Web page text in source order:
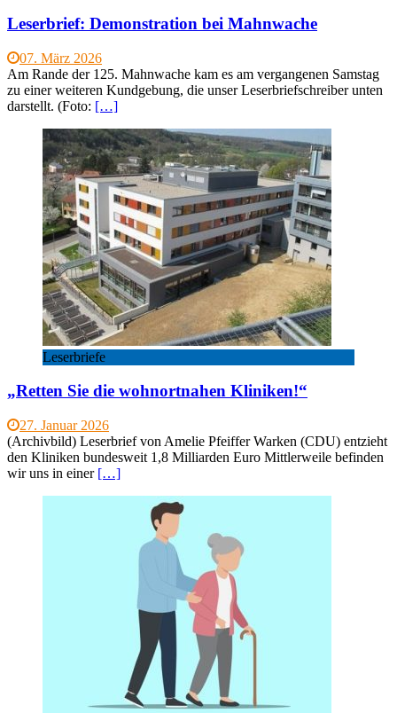
Leserbrief: Demonstration bei Mahnwache
07. März 2026
Am Rande der 125. Mahnwache kam es am vergangenen Samstag
zu einer weiteren Kundgebung, die unser Leserbriefschreiber unten
darstellt. (Foto: […]
Leserbriefe
„Retten Sie die wohnortnahen Kliniken!“
27. Januar 2026
(Archivbild) Leserbrief von Amelie Pfeiffer Warken (CDU) entzieht
den Kliniken bundesweit 1,8 Milliarden Euro Mittlerweile befinden
wir uns in einer […]